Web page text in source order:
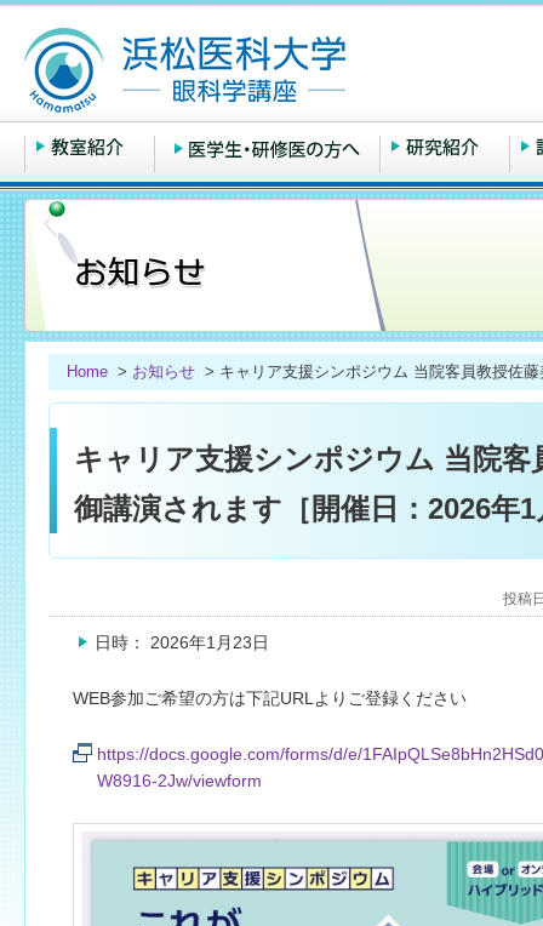
Home > お知らせ > キャリア支援シンポジウム 当院客員教授佐
キャリア支援シンポジウム 当院客
御講演されます［開催日：2026年1
投稿
日時： 2026年1月23日
WEB参加ご希望の方は下記URLよりご登録ください
https://docs.google.com/forms/d/e/
W8916-2Jw/viewform